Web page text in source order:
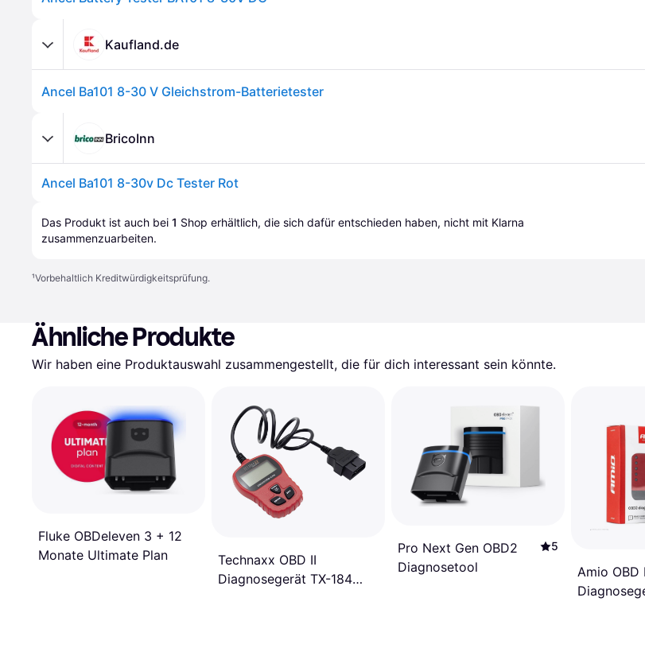
Kaufland.de
Ancel Ba101 8-30 V Gleichstrom-Batterietester
BricoInn
Ancel Ba101 8-30v Dc Tester Rot
Das Produkt ist auch bei 1 Shop erhältlich, die sich dafür entschieden haben, nicht mit Klarna
zusammenzuarbeiten.
¹Vorbehaltlich Kreditwürdigkeitsprüfung.
Ähnliche Produkte
Wir haben eine Produktauswahl zusammengestellt, die für dich interessant sein könnte.
Fluke OBDeleven 3 + 12
Monate Ultimate Plan
Technaxx OBD II
Diagnosegerät TX-184
Pro Next Gen OBD2
Diagnosetool
5
Amio OBD